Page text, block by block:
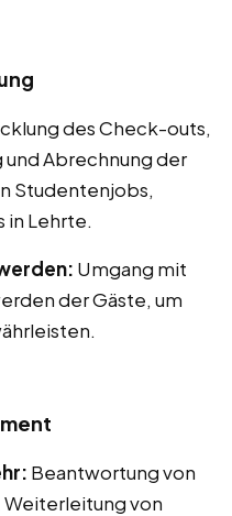
des Check-outs,
Abrechnung der
Studentenjobs,
in Lehrte.
Umgang mit
der Gäste, um
Beantwortung von
Weiterleitung von